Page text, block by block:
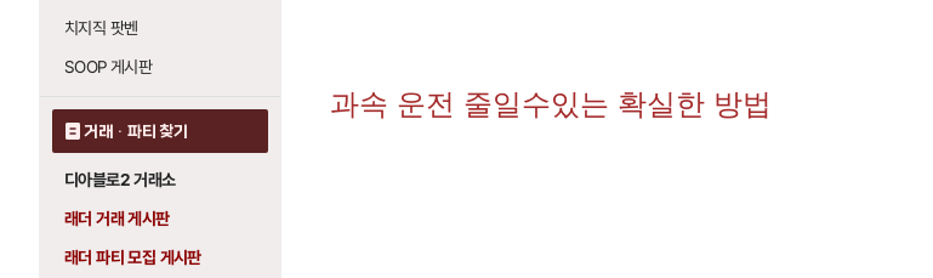
치지직 팟벤
SOOP 게시판
거래 · 파티 찾기
디아블로2 거래소
래더 거래 게시판
래더 파티 모집 게시판
과속 운전 줄일수있는 확실한 방법